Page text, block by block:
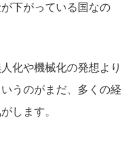
下がっている国なの
化や機械化の発想より
うのがまだ、多くの経
します。